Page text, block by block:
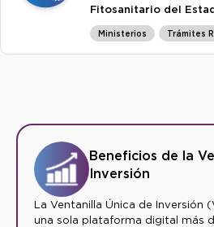
Fitosanitario del
Ministerios Trámites
Beneficios de la
Inversión
La Ventanilla Única de Inversión
una sola plataforma digital más